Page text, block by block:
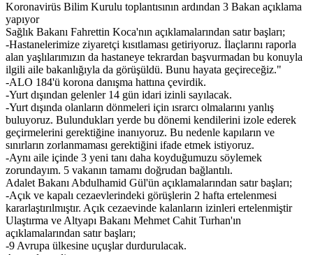
Koronavirüs Bilim Kurulu toplantısının ardından 3 Bakan açıklama
yapıyor
Sağlık Bakanı Fahrettin Koca'nın açıklamalarından satır başları;
-Hastanelerimize ziyaretçi kısıtlaması getiriyoruz. İlaçlarını raporla
alan yaşlılarımızın da hastaneye tekrardan başvurmadan bu konuyla
ilgili aile bakanlığıyla da görüşüldü. Bunu hayata geçireceğiz."
-ALO 184'ü korona danışma hattına çevirdik.
-Yurt dışından gelenler 14 gün idari izinli sayılacak.
-Yurt dışında olanların dönmeleri için ısrarcı olmalarını yanlış
buluyoruz. Bulundukları yerde bu dönemi kendilerini izole ederek
geçirmelerini gerektiğine inanıyoruz. Bu nedenle kapıların ve
sınırların zorlanmaması gerektiğini ifade etmek istiyoruz.
-Aynı aile içinde 3 yeni tanı daha koyduğumuzu söylemek
zorundayım. 5 vakanın tamamı doğrudan bağlantılı.
Adalet Bakanı Abdulhamid Gül'ün açıklamalarından satır başları;
-Açık ve kapalı cezaevlerindeki görüşlerin 2 hafta ertelenmesi
kararlaştırılmıştır. Açık cezaevinde kalanların izinleri ertelenmiştir
Ulaştırma ve Altyapı Bakanı Mehmet Cahit Turhan'ın
açıklamalarından satır başları;
-9 Avrupa ülkesine uçuşlar durdurulacak.